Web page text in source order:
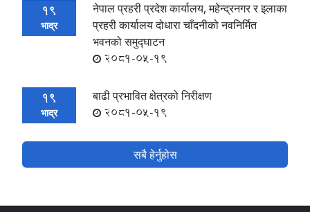
19
भाद्र
नेपाल प्रहरी प्रदेश कार्यालय, महेन्द्रनगर र इलाका
प्रहरी कार्यालय दोधारा चाँदनीको नवनिर्मित
भवनको समुद्घाटन
2081-05-19
19
भाद्र
बाढी प्रभावित क्षेत्रको निरीक्षण
2081-05-19
सबै हेर्नुहोस